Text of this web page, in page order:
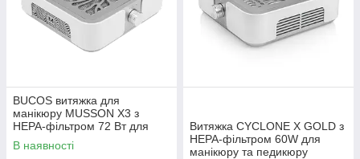
BUCOS витяжка для
манікюру MUSSON X3 з
НЕРА-фільтром 72 Вт для
манікюру і педикюру silver
В наявності
Витяжка CYCLONE X GOLD з
НЕРА-фільтром 60W для
манікюру та педикюру